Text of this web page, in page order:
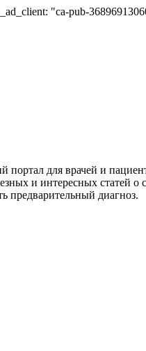
"ca-pub-
для врачей и
и интересных статей
предварительный диагноз.